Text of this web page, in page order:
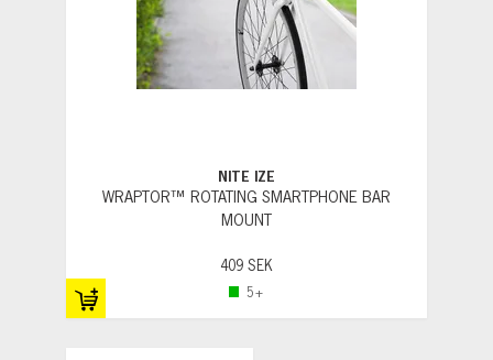
NITE IZE
WRAPTOR™ ROTATING SMARTPHONE BAR
MOUNT
409 SEK
5+